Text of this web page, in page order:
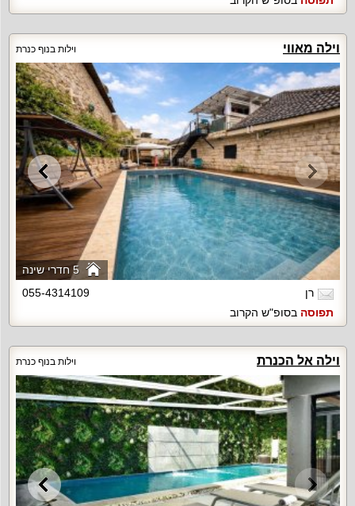
וילה מאווי וילות בנוף כנרת
5 חדרי שינה
רן
055-4314109
תפוסה בסופ"ש הקרוב
וילה אל הכנרת וילות בנוף כנרת